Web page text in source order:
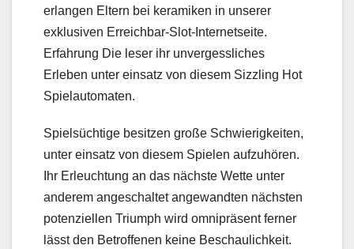
erlangen Eltern bei keramiken in unserer
exklusiven Erreichbar-Slot-Internetseite.
Erfahrung Die leser ihr unvergessliches
Erleben unter einsatz von diesem Sizzling Hot
Spielautomaten.
Spielsüchtige besitzen große Schwierigkeiten,
unter einsatz von diesem Spielen aufzuhören.
Ihr Erleuchtung an das nächste Wette unter
anderem angeschaltet angewandten nächsten
potenziellen Triumph wird omnipräsent ferner
lässt den Betroffenen keine Beschaulichkeit.